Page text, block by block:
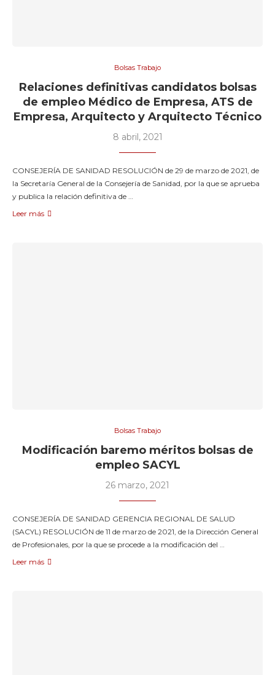
Bolsas Trabajo
Relaciones definitivas candidatos bolsas
de empleo Médico de Empresa, ATS de
Empresa, Arquitecto y Arquitecto Técnico
8 abril, 2021
CONSEJERÍA DE SANIDAD RESOLUCIÓN de 29 de marzo de 2021, de
la Secretaría General de la Consejería de Sanidad, por la que se aprueba
y publica la relación definitiva de …
Leer más
Bolsas Trabajo
Modificación baremo méritos bolsas de
empleo SACYL
26 marzo, 2021
CONSEJERÍA DE SANIDAD GERENCIA REGIONAL DE SALUD
(SACYL) RESOLUCIÓN de 11 de marzo de 2021, de la Dirección General
de Profesionales, por la que se procede a la modificación del …
Leer más